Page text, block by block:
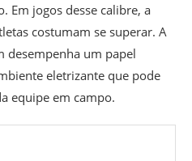
Em jogos desse calibre, a
costumam se superar. A
desempenha um papel
eletrizante que pode
equipe em campo.